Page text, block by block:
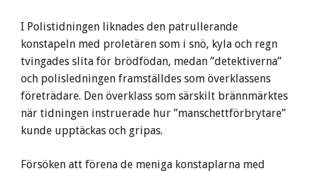
I Polistidningen liknades den patrullerande
konstapeln med proletären som i snö, kyla och regn
tvingades slita för brödfödan, medan ”detektiverna”
och polisledningen framställdes som överklassens
företrädare. Den överklass som särskilt brännmärktes
när tidningen instruerade hur ”manschettförbrytare”
kunde upptäckas och gripas.
Försöken att förena de meniga konstaplarna med